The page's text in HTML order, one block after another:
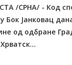
/СРНА/ - Код
Бок Јанковац
од одбране